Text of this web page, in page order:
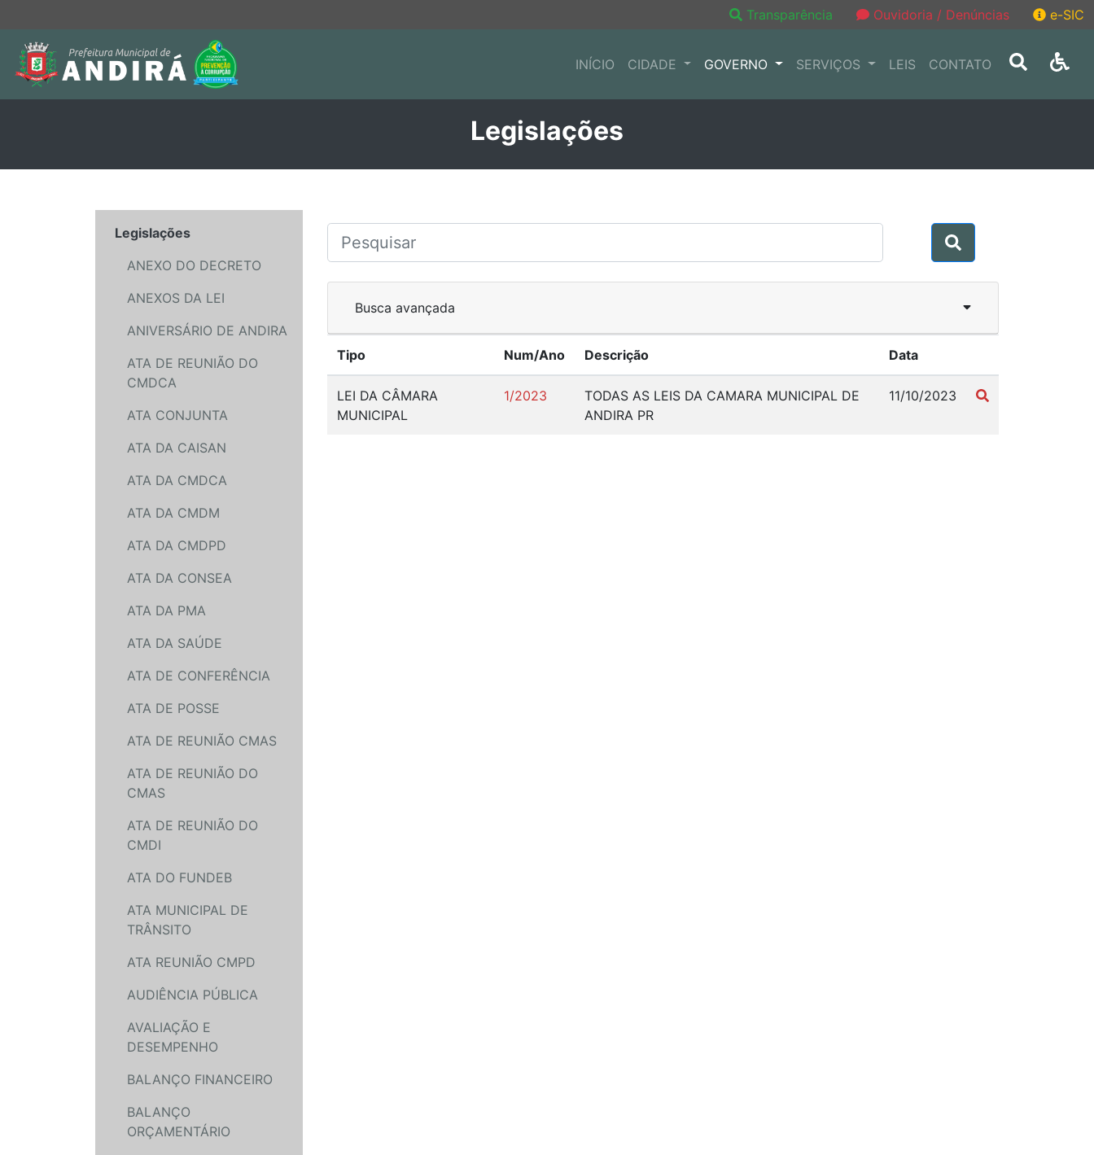
Transparência Ouvidoria / Denúncias e-SIC
INÍCIO CIDADE GOVERNO SERVIÇOS LEIS CONTATO
Legislações
Legislações
ANEXO DO DECRETO
ANEXOS DA LEI
ANIVERSÁRIO DE ANDIRA
ATA DE REUNIÃO DO
CMDCA
ATA CONJUNTA
ATA DA CAISAN
ATA DA CMDCA
ATA DA CMDM
ATA DA CMDPD
ATA DA CONSEA
ATA DA PMA
ATA DA SAÚDE
ATA DE CONFERÊNCIA
ATA DE POSSE
ATA DE REUNIÃO CMAS
ATA DE REUNIÃO DO
CMAS
ATA DE REUNIÃO DO
CMDI
ATA DO FUNDEB
ATA MUNICIPAL DE
TRÂNSITO
ATA REUNIÃO CMPD
AUDIÊNCIA PÚBLICA
AVALIAÇÃO E
DESEMPENHO
BALANÇO FINANCEIRO
BALANÇO
ORÇAMENTÁRIO
Busca avançada
Tipo Num/Ano Descrição Data
LEI DA CÂMARA
MUNICIPAL
1/2023
TODAS AS LEIS DA CAMARA MUNICIPAL DE
ANDIRA PR
11/10/2023